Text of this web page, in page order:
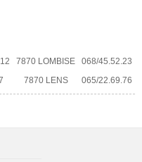
7870 LOMBISE
068/45.52.23
7870 LENS 065/22.69.76